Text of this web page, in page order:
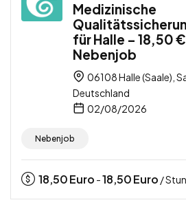
Medizinische
für Halle – 18,50
Nebenjob
06108 Halle (Saale),
Deutschland
02/08/2026
Nebenjob
18,50Euro -18,50Euro /